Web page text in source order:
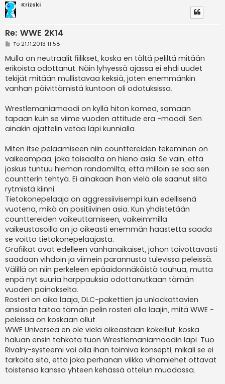
Krizski
Re: WWE 2K14
V
e
s
t
i
To 21.11.2013 11:58
Mulla on neutraalit fiilikset, koska en tältä peliltä mitään
erikoista odottanut. Näin lyhyessä ajassa ei ehdi uudet
tekijät mitään mullistavaa keksiä, joten enemmänkin
vanhan päivittämistä kuntoon oli odotuksissa.
Wrestlemaniamoodi on kyllä hiton komea, samaan
tapaan kuin se viime vuoden attitude era -moodi. Sen
ainakin ajattelin vetää läpi kunnialla.
Miten itse pelaamiseen niin counttereiden tekeminen on
vaikeampaa, joka toisaalta on hieno asia. Se vain, että
joskus tuntuu hieman randomilta, että milloin se saa sen
countterin tehtyä. Ei ainakaan ihan vielä ole saanut siitä
rytmistä kiinni.
Tietokonepelaaja on aggressiivisempi kuin edellisenä
vuotena, mikä on positiivinen asia. Kun yhdistetään
counttereiden vaikeuttamiseen, vaikeimmilla
vaikeustasoilla on jo oikeasti enemmän haastetta saada
se voitto tietokonepelaajasta.
Grafiikat ovat edelleen vanhanaikaiset, johon toivottavasti
saadaan vihdoin ja viimein parannusta tulevissa peleissä.
Välillä on niin perkeleen epäaidonnäköistä touhua, mutta
enpä nyt suuria harppauksia odottanutkaan tämän
vuoden painokselta.
Rosteri on aika laaja, DLC-pakettien ja unlockattavien
ansiosta taitaa tämän pelin rosteri olla laajin, mitä WWE -
peleissä on koskaan ollut.
WWE Universea en ole vielä oikeastaan kokeillut, koska
haluan ensin tahkota tuon Wrestlemaniamoodin läpi. Tuo
Rivalry-systeemi voi olla ihan toimiva konsepti, mikäli se ei
tarkoita sitä, että joka perhanan viikko vihamiehet ottavat
toistensa kanssa yhteen kehässä ottelun muodossa.